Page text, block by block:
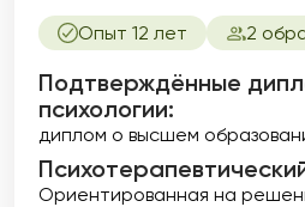
Опыт 12 лет 2
Подтверждённые
психологии:
диплом о высшем
Ориентированная на